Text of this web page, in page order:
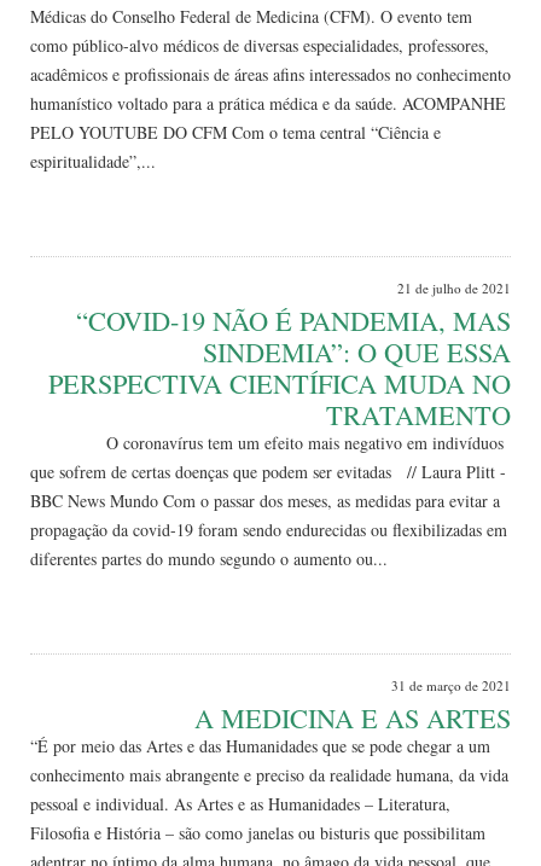
Médicas do Conselho Federal de Medicina (CFM). O evento tem
como público-alvo médicos de diversas especialidades, professores,
acadêmicos e profissionais de áreas afins interessados no conhecimento
humanístico voltado para a prática médica e da saúde. ACOMPANHE
PELO YOUTUBE DO CFM Com o tema central “Ciência e
espiritualidade”,...
21 de julho de 2021
“COVID-19 NÃO É PANDEMIA, MAS
SINDEMIA”: O QUE ESSA
PERSPECTIVA CIENTÍFICA MUDA NO
TRATAMENTO
O coronavírus tem um efeito mais negativo em indivíduos
que sofrem de certas doenças que podem ser evitadas // Laura Plitt -
BBC News Mundo Com o passar dos meses, as medidas para evitar a
propagação da covid-19 foram sendo endurecidas ou flexibilizadas em
diferentes partes do mundo segundo o aumento ou...
31 de março de 2021
A MEDICINA E AS ARTES
“É por meio das Artes e das Humanidades que se pode chegar a um
conhecimento mais abrangente e preciso da realidade humana, da vida
pessoal e individual. As Artes e as Humanidades – Literatura,
Filosofia e História – são como janelas ou bisturis que possibilitam